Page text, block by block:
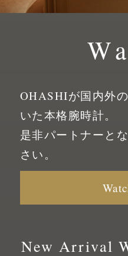
OHASHIが国内外
いた本格腕時計。
是非パートナーと
さい。
New Arrival